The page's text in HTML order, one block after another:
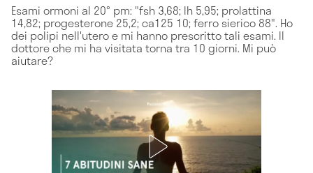
Esami ormoni al 20° pm: "fsh 3,68; lh 5,95; prolattina
14,82; progesterone 25,2; ca125 10; ferro sierico 88". Ho
dei polipi nell'utero e mi hanno prescritto tali esami. Il
dottore che mi ha visitata torna tra 10 giorni. Mi può
aiutare?